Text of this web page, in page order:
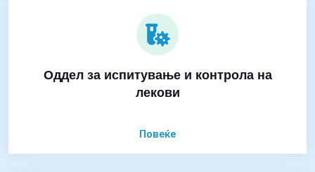
Оддел за испитување и контрола на
лекови
Повеќе